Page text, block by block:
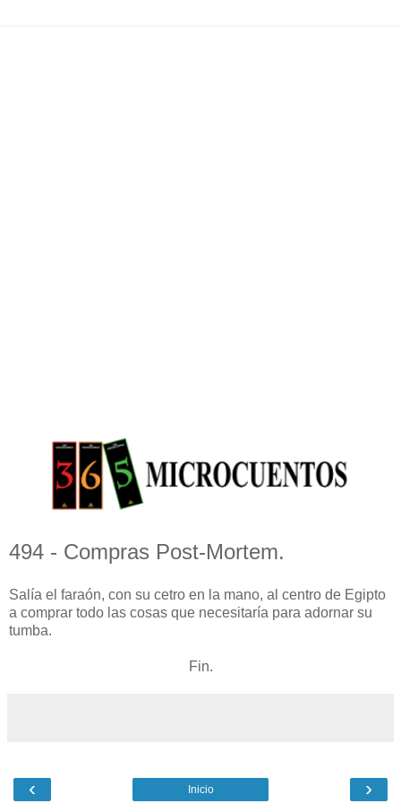
494 - Compras Post-Mortem.
Salía el faraón, con su cetro en la mano, al centro de Egipto
a comprar todo las cosas que necesitaría para adornar su
tumba.
Fin.
‹ ›
Inicio